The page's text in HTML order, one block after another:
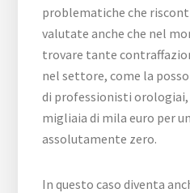
problematiche che
valutate anche che nel
trovare tante
nel settore, come la
di professionisti
migliaia di mila euro per
assolutamente zero.
In questo caso diventa